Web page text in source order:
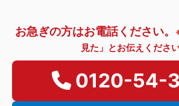
お急ぎの方はお電話ください。
見た」とお伝えください
0120-54-